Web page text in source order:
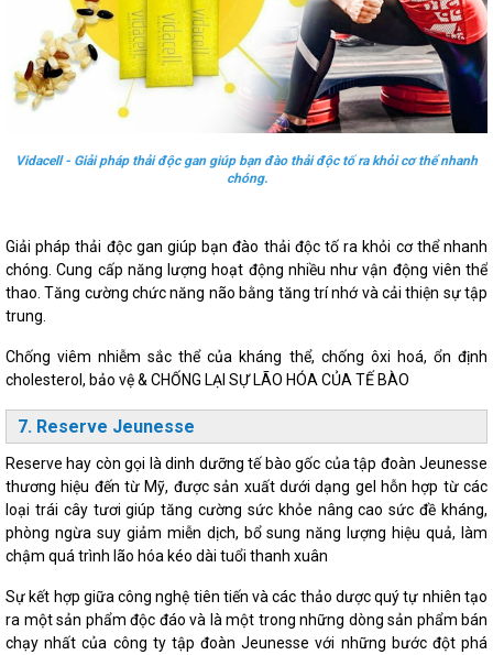
Vidacell - Giải pháp thải độc gan giúp bạn đào thải độc tố ra khỏi cơ thể nhanh
chóng.
Giải pháp thải độc gan giúp bạn đào thải độc tố ra khỏi cơ thể nhanh
chóng. Cung cấp năng lượng hoạt động nhiều như vận động viên thể
thao. Tăng cường chức năng não bằng tăng trí nhớ và cải thiện sự tập
trung.
Chống viêm nhiễm sắc thể của kháng thể, chống ôxi hoá, ổn định
cholesterol, bảo vệ & CHỐNG LẠI SỰ LÃO HÓA CỦA TẾ BÀO
7. Reserve Jeunesse
Reserve hay còn gọi là dinh dưỡng tế bào gốc của tập đoàn Jeunesse
thương hiệu đến từ Mỹ, được sản xuất dưới dạng gel hỗn hợp từ các
loại trái cây tươi giúp tăng cường sức khỏe nâng cao sức đề kháng,
phòng ngừa suy giảm miễn dịch, bổ sung năng lượng hiệu quả, làm
chậm quá trình lão hóa kéo dài tuổi thanh xuân
Sự kết hợp giữa công nghệ tiên tiến và các thảo dược quý tự nhiên tạo
ra một sản phẩm độc đáo và là một trong những dòng sản phẩm bán
chạy nhất của công ty tập đoàn Jeunesse với những bước đột phá